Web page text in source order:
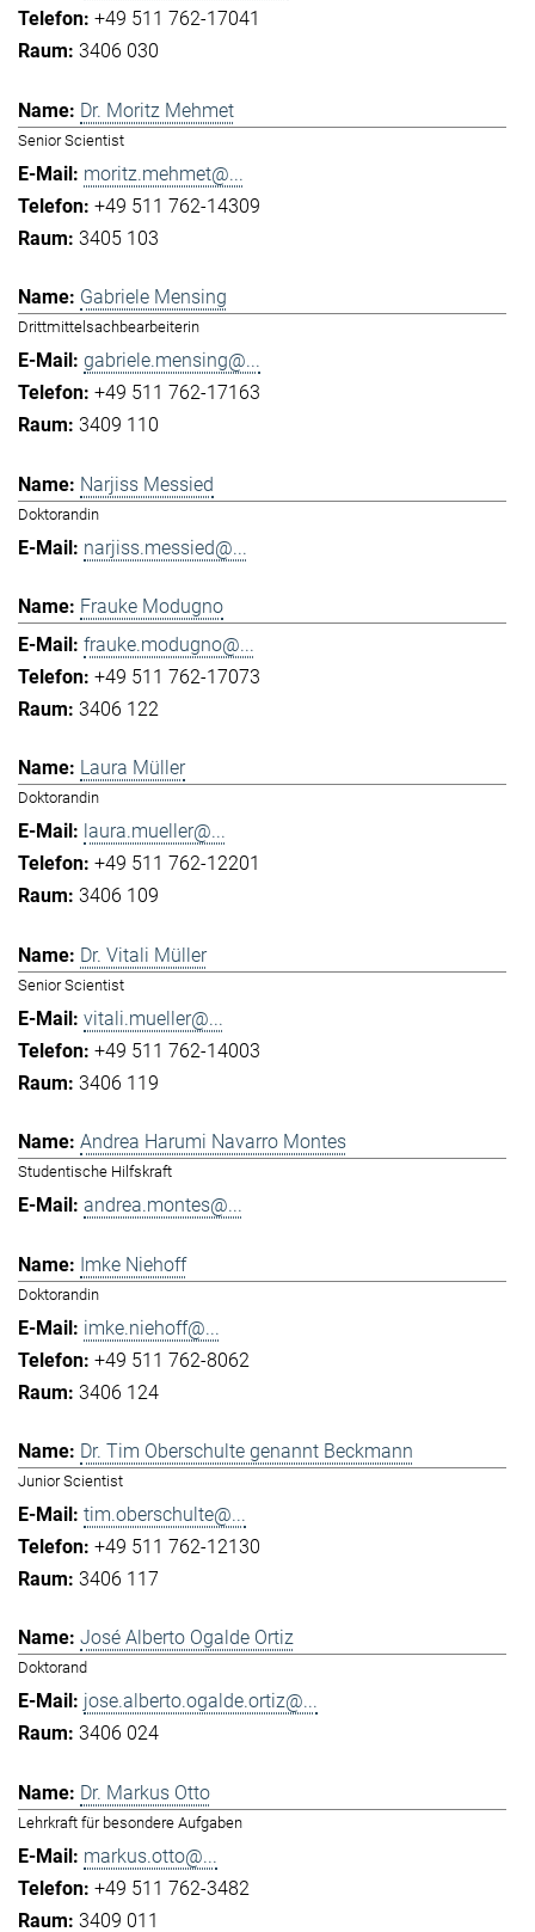
+49 511 762-17041
3406 030
Dr. Moritz Mehmet
Senior Scientist
moritz.mehmet@...
+49 511 762-14309
3405 103
Gabriele Mensing
Drittmittelsachbearbeiterin
gabriele.mensing@...
+49 511 762-17163
3409 110
Narjiss Messied
Doktorandin
narjiss.messied@...
Frauke Modugno
frauke.modugno@...
+49 511 762-17073
3406 122
Laura Müller
Doktorandin
laura.mueller@...
+49 511 762-12201
3406 109
Dr. Vitali Müller
Senior Scientist
vitali.mueller@...
+49 511 762-14003
3406 119
Andrea Harumi Navarro Montes
Studentische Hilfskraft
andrea.montes@...
Imke Niehoff
Doktorandin
imke.niehoff@...
+49 511 762-8062
3406 124
Dr. Tim Oberschulte genannt Beckmann
Junior Scientist
tim.oberschulte@...
+49 511 762-12130
3406 117
José Alberto Ogalde Ortiz
Doktorand
jose.alberto.ogalde.ortiz@...
3406 024
Dr. Markus Otto
Lehrkraft für besondere Aufgaben
markus.otto@...
+49 511 762-3482
3409 011